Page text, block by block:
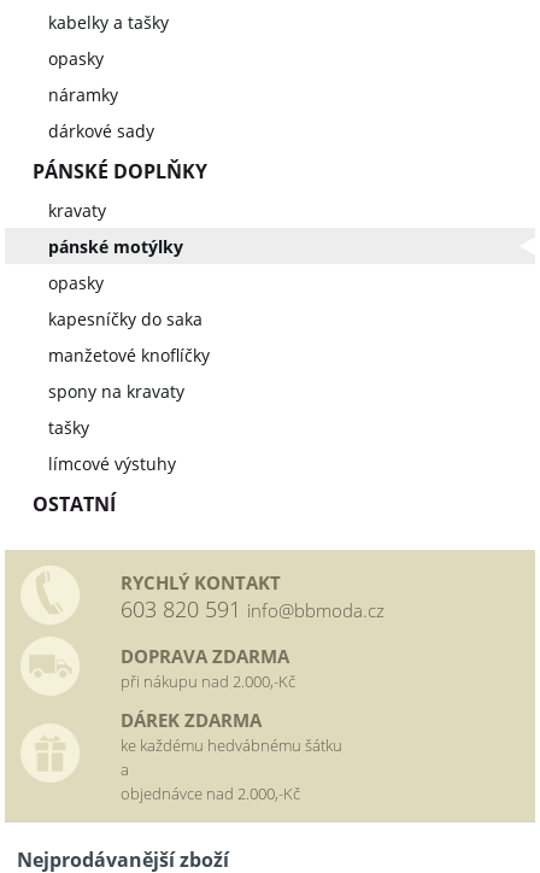
kabelky a tašky
opasky
náramky
dárkové sady
PÁNSKÉ DOPLŇKY
kravaty
pánské motýlky
opasky
kapesníčky do saka
manžetové knoflíčky
spony na kravaty
tašky
límcové výstuhy
OSTATNÍ
RYCHLÝ KONTAKT
603 820 591 info@bbmoda.cz
DOPRAVA ZDARMA
při nákupu nad 2.000,-Kč
DÁREK ZDARMA
ke každému hedvábnému šátku
a
objednávce nad 2.000,-Kč
Nejprodávanější zboží